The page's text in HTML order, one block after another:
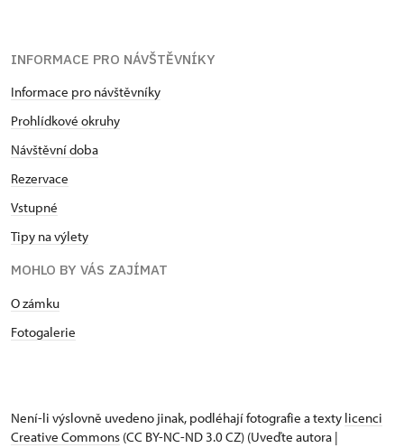
INFORMACE PRO NÁVŠTĚVNÍKY
Informace pro návštěvníky
Prohlídkové okruhy
Návštěvní doba
Rezervace
Vstupné
Tipy na výlety
MOHLO BY VÁS ZAJÍMAT
O zámku
Fotogalerie
Není-li výslovně uvedeno jinak, podléhají fotografie a texty licenci
Creative Commons (CC BY-NC-ND 3.0 CZ) (Uveďte autora |